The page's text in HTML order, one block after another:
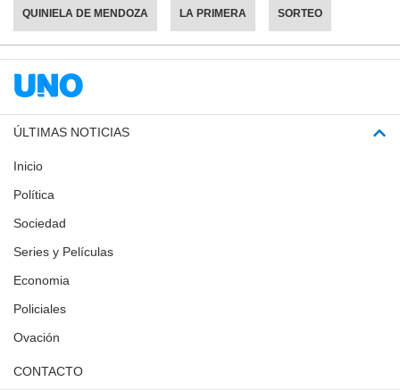
QUINIELA DE MENDOZA LA PRIMERA SORTEO
ÚLTIMAS NOTICIAS
Inicio
Política
Sociedad
Series y Películas
Economia
Policiales
Ovación
CONTACTO